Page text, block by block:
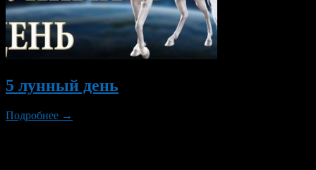
5 лунный день
Подробнее →